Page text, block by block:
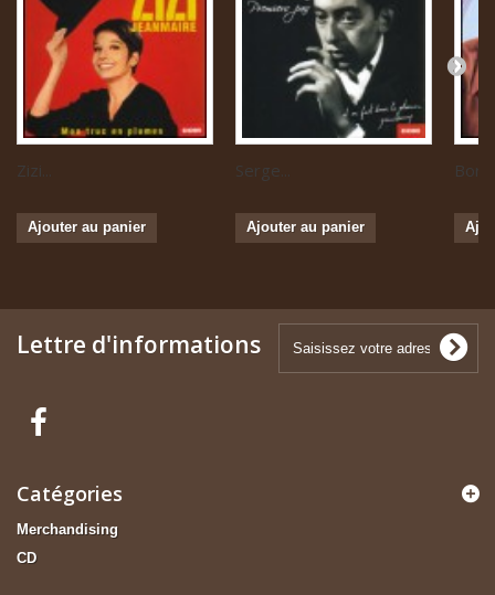
Zizi...
Ajouter au panier
Serge...
Ajouter au panier
Lettre d'informations
Catégories
Merchandising
CD